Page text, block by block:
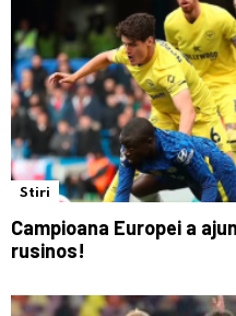
Stiri
Campioana Europei a
rusinos!